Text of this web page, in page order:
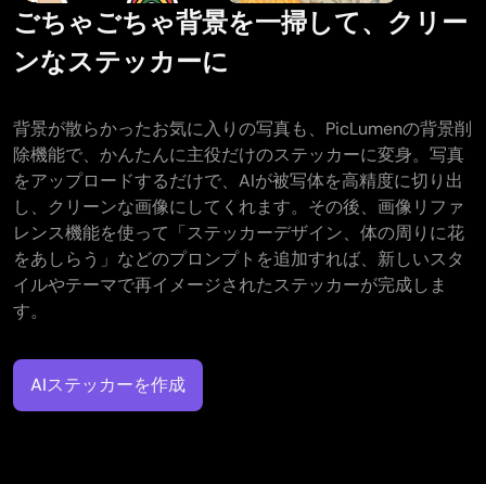
ごちゃごちゃ背景を一掃して、クリー
ンなステッカーに
背景が散らかったお気に入りの写真も、PicLumenの背景削
除機能で、かんたんに主役だけのステッカーに変身。写真
をアップロードするだけで、AIが被写体を高精度に切り出
し、クリーンな画像にしてくれます。その後、画像リファ
レンス機能を使って「ステッカーデザイン、体の周りに花
をあしらう」などのプロンプトを追加すれば、新しいスタ
イルやテーマで再イメージされたステッカーが完成しま
す。
AIステッカーを作成